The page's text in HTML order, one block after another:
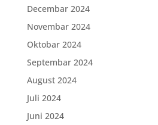
Decembar 2024
Novembar 2024
Oktobar 2024
Septembar 2024
August 2024
Juli 2024
Juni 2024